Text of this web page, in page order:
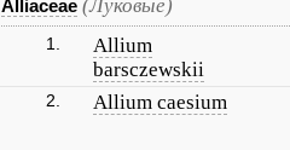
Alliaceae (Луковые)
1.
Allium
barsczewskii
2. Allium caesium